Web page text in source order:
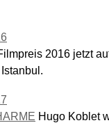
2016 jetzt
Hugo Koblet